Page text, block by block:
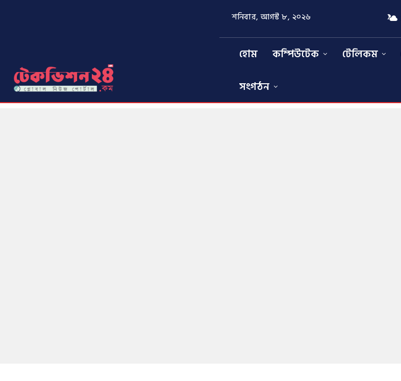
শনিবার, আগস্ট ৮, ২০২৬
হোম কম্পিউটেক টেলিকম
সংগঠন